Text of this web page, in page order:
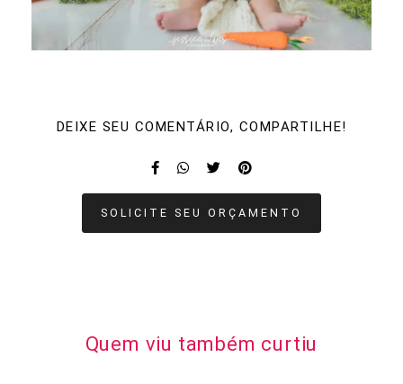
DEIXE SEU COMENTÁRIO, COMPARTILHE!
SOLICITE SEU ORÇAMENTO
Quem viu também curtiu